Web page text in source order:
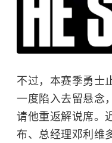
不过，本赛季勇士
一度陷入去留悬念
请他重返解说席。
布、总经理邓利维